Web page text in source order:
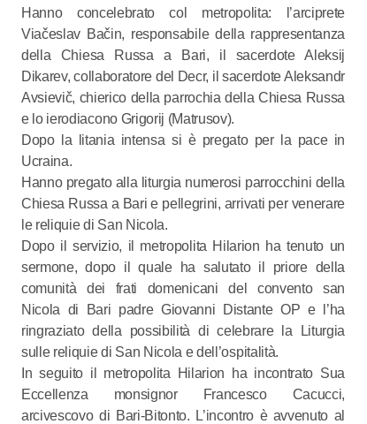
Hanno concelebrato col metropolita: l’arciprete
Viačeslav Bačin, responsabile della rappresentanza
della Chiesa Russa a Bari, il sacerdote Aleksij
Dikarev, collaboratore del Decr, il sacerdote Aleksandr
Avsievič, chierico della parrochia della Chiesa Russa
e lo ierodiacono Grigorij (Matrusov).
Dopo la litania intensa si è pregato per la pace in
Ucraina.
Hanno pregato alla liturgia numerosi parrocchini della
Chiesa Russa a Bari e pellegrini, arrivati per venerare
le reliquie di San Nicola.
Dopo il servizio, il metropolita Hilarion ha tenuto un
sermone, dopo il quale ha salutato il priore della
comunità dei frati domenicani del convento san
Nicola di Bari padre Giovanni Distante OP e l’ha
ringraziato della possibilità di celebrare la Liturgia
sulle reliquie di San Nicola e dell’ospitalità.
In seguito il metropolita Hilarion ha incontrato Sua
Eccellenza monsignor Francesco Cacucci,
arcivescovo di Bari-Bitonto. L’incontro è avvenuto al